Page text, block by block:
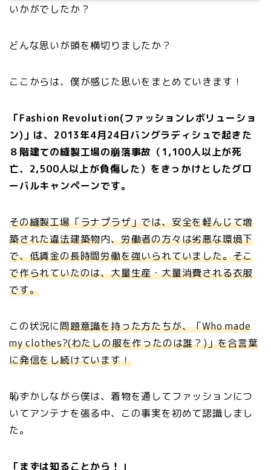
いかがでしたか？
どんな思いが頭を横切りましたか？
ここからは、僕が感じた思いをまとめていきます！
「Fashion Revolution(ファッションレボリューショ
ン)」は、2013年4月24日バングラディシュで起きた
８階建ての縫製工場の崩落事故（1,100人以上が死
亡、2,500人以上が負傷した）をきっかけとしたグロ
ーバルキャンペーンです。
その縫製工場「ラナプラザ」では、安全を軽んじて増
築された違法建築物内、労働者の方々は劣悪な環境下
で、低賃金の長時間労働を強いられていました。そこ
で作られていたのは、大量生産・大量消費される衣服
です。
この状況に問題意識を持った方たちが、「Who made
my clothes?(わたしの服を作ったのは誰？)」を合言葉
に発信をし続けています！
恥ずかしながら僕は、着物を通してファッションにつ
いてアンテナを張る中、この事実を初めて認識しまし
た。
「まずは知ることから！」